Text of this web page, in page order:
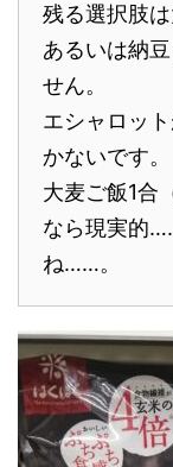
残る選択肢
あるいは納
せん。
エシャロッ
かないです。
大麦ご飯1合
なら現実的
ね……。